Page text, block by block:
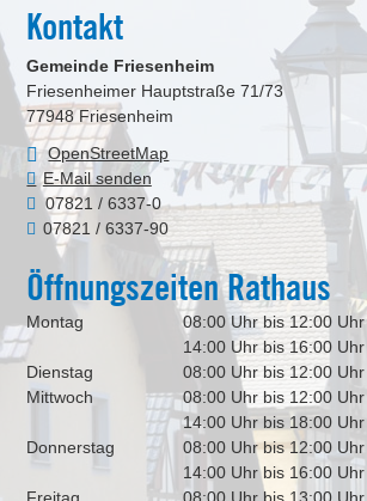
Kontakt
Gemeinde Friesenheim
Friesenheimer Hauptstraße 71/73
77948 Friesenheim
OpenStreetMap
E-Mail senden
07821 / 6337-0
07821 / 6337-90
Öffnungszeiten Rathaus
Montag
08:00 Uhr bis 12:00 Uhr
14:00 Uhr bis 16:00 Uhr
Dienstag
08:00 Uhr bis 12:00 Uhr
Mittwoch
08:00 Uhr bis 12:00 Uhr
14:00 Uhr bis 18:00 Uhr
Donnerstag
08:00 Uhr bis 12:00 Uhr
14:00 Uhr bis 16:00 Uhr